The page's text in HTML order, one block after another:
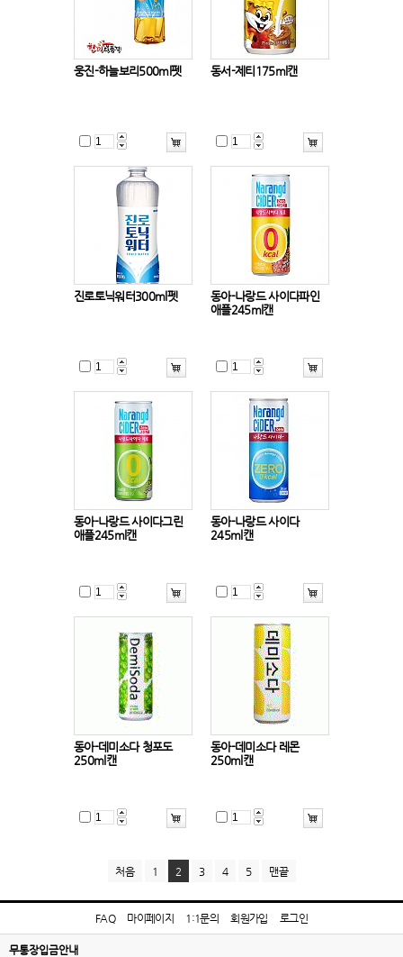
웅진-하늘보리500ml펫 동서-제티175ml캔
진로토닉워터300ml펫
동아-나랑드 사이다파인
애플245ml캔
동아-나랑드 사이다그린
애플245ml캔
동아-나랑드 사이다
245ml캔
동아-데미소다 청포도
250ml캔
동아-데미소다 레몬
250ml캔
처음 1 2 3 4 5 맨끝
FAQ 마이페이지 1:1문의 회원가입 로그인
무통장입금안내